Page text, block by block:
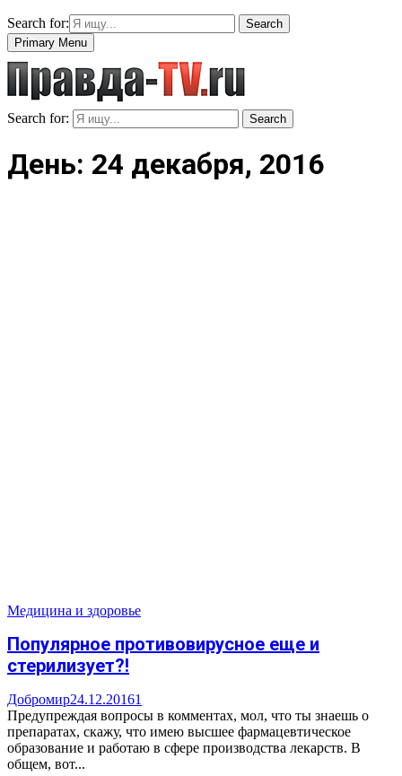
Search for:
Search
Primary Menu
Search for: Search
День: 24 декабря, 2016
Медицина и здоровье
Популярное противовирусное еще и
стерилизует?!
Добромир24.12.20161
Предупреждая вопросы в комментах, мол, что ты знаешь о
препаратах, скажу, что имею высшее фармацевтическое
образование и работаю в сфере производства лекарств. В
общем, вот...